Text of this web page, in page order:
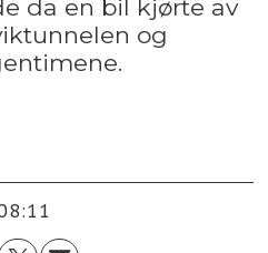
da en bil kjørte av
og